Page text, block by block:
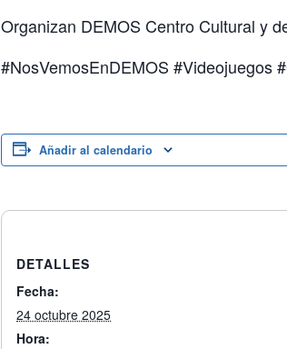
Organizan DEMOS Centro Cultural y
#NosVemosEnDEMOS #Videojuegos
Añadir al calendario
DETALLES
Fecha:
24 octubre 2025
Hora: